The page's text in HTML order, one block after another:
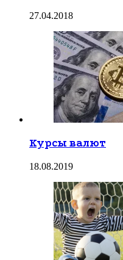
27.04.2018
Курсы валют
18.08.2019